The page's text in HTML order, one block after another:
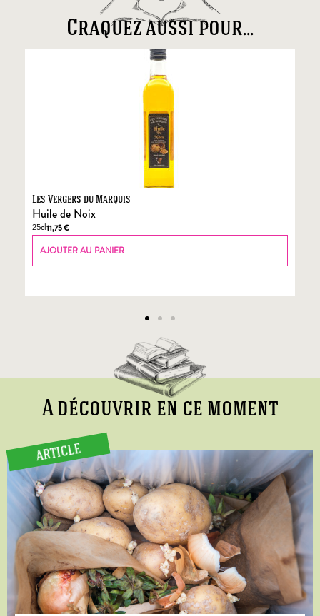
Craquez aussi pour...
Les Vergers du Marquis
Huile de Noix
25cl11,75€
AJOUTER AU PANIER
A découvrir en ce moment
ARTICLE